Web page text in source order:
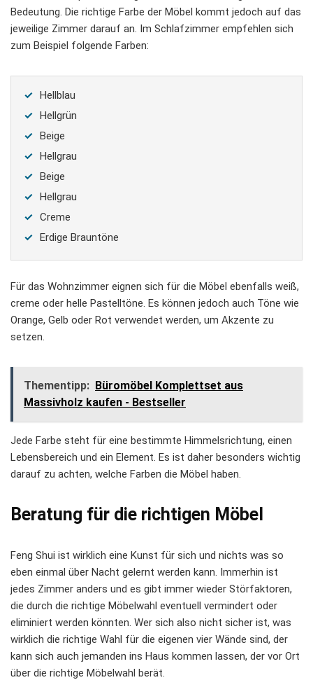
Bedeutung. Die richtige Farbe der Möbel kommt jedoch auf das
jeweilige Zimmer darauf an. Im Schlafzimmer empfehlen sich
zum Beispiel folgende Farben:
Hellblau
Hellgrün
Beige
Hellgrau
Beige
Hellgrau
Creme
Erdige Brauntöne
Für das Wohnzimmer eignen sich für die Möbel ebenfalls weiß,
creme oder helle Pastelltöne. Es können jedoch auch Töne wie
Orange, Gelb oder Rot verwendet werden, um Akzente zu
setzen.
Thementipp: Büromöbel Komplettset aus
Massivholz kaufen - Bestseller
Jede Farbe steht für eine bestimmte Himmelsrichtung, einen
Lebensbereich und ein Element. Es ist daher besonders wichtig
darauf zu achten, welche Farben die Möbel haben.
Beratung für die richtigen Möbel
Feng Shui ist wirklich eine Kunst für sich und nichts was so
eben einmal über Nacht gelernt werden kann. Immerhin ist
jedes Zimmer anders und es gibt immer wieder Störfaktoren,
die durch die richtige Möbelwahl eventuell vermindert oder
eliminiert werden könnten. Wer sich also nicht sicher ist, was
wirklich die richtige Wahl für die eigenen vier Wände sind, der
kann sich auch jemanden ins Haus kommen lassen, der vor Ort
über die richtige Möbelwahl berät.